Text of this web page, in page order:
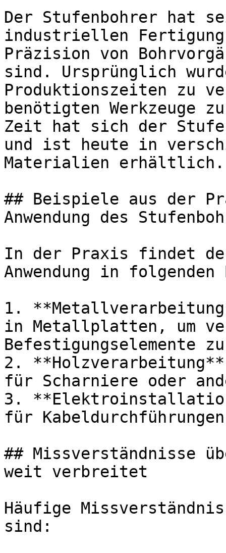
Der Stufenbohrer hat
industriellen
Präzision von
sind. Ursprünglich
Produktionszeiten zu
benötigten Werkzeuge
Zeit hat sich der
und ist heute in
Materialien erhältlich.
## Beispiele aus der
Anwendung des
In der Praxis findet
Anwendung in
1.
in Metallplatten, um
Befestigungselemente
2.
für Scharniere oder
3.
für
## Missverständnisse
weit verbreitet
Häufige
sind: